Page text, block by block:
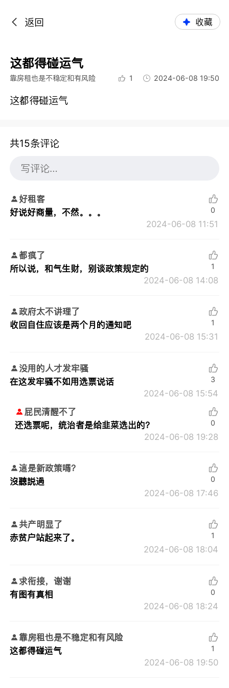
返回 收藏
这都得碰运气
靠房租也是不稳定和有风险 1 2024-06-08 19:50
这都得碰运气
共15条评论
好租客
好说好商量，不然。。。
2024-06-08 11:51
0
都疯了
所以说，和气生财，别谈政策规定的
2024-06-08 14:08
1
政府太不讲理了
收回自住应该是两个月的通知吧
2024-06-08 15:31
1
没用的人才发牢骚
在这发牢骚不如用选票说话
2024-06-08 15:54
3
屁民清醒不了
还选票呢，统治者是给韭菜选出的？
2024-06-08 19:28
0
這是新政策嗎？
沒聽説過
2024-06-08 17:46
0
共产明显了
赤贫户站起来了。
2024-06-08 18:04
1
求衔接，谢谢
有图有真相
2024-06-08 18:24
0
靠房租也是不稳定和有风险
这都得碰运气
2024-06-08 19:50
1